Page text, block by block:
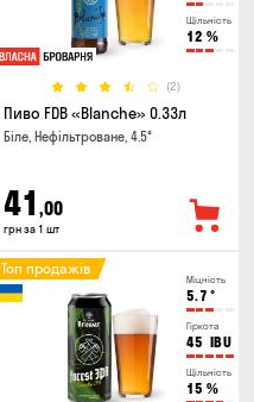
Щільність
12 %
(2)
Пиво FDB «Blanche» 0.33л
Біле, Нефільтроване, 4.5°
41 ,00
грн за 1 шт
Міцність
5.7 °
Гіркота
45 IBU
Щільність
15 %
Топ продажів